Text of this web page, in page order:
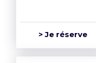
> Je réserve